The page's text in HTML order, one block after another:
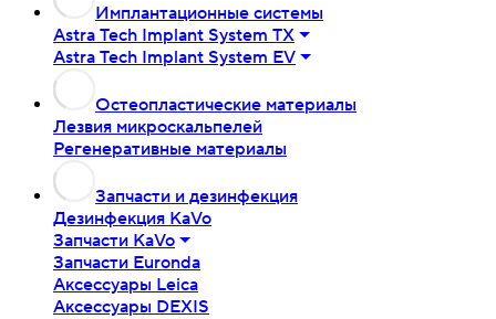
Имплантационные системы
Astra Tech Implant System TX
Astra Tech Implant System EV
Остеопластические материалы
Лезвия микроскальпелей
Регенеративные материалы
Запчасти и дезинфекция
Дезинфекция KaVo
Запчасти KaVo
Запчасти Euronda
Аксессуары Leica
Аксессуары DEXIS